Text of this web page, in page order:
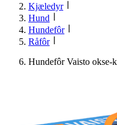
Kjæledyr
Hund
Hundefôr
Råfôr
Hundefôr Vaisto okse-